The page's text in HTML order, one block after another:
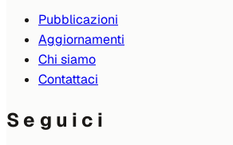
Pubblicazioni
Aggiornamenti
Chi siamo
Contattaci
Seguici